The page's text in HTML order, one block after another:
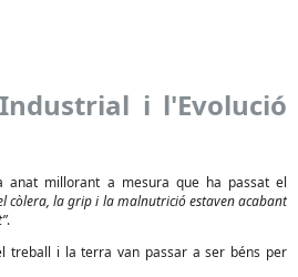
i l'Evolució
anat millorant a mesura que ha passat el
còlera, la grip i la malnutrició estaven acabant
.
treball i la terra van passar a ser béns per